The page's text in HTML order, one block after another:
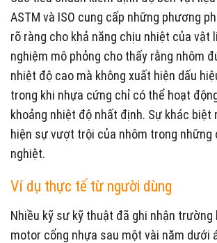
ASTM và ISO cung cấp những phương
rõ ràng cho khả năng chịu nhiệt của vật
nghiệm mô phỏng cho thấy rằng nhôm
nhiệt độ cao mà không xuất hiện dấu
trong khi nhựa cứng chỉ có thể hoạt
khoảng nhiệt độ nhất định. Sự khác biệt
hiện sự vượt trội của nhôm trong những
nghiệt.
Ví dụ thực tế từ người dùng
Nhiều kỹ sư kỹ thuật đã ghi nhận trường
motor cổng nhựa sau một vài năm dưới